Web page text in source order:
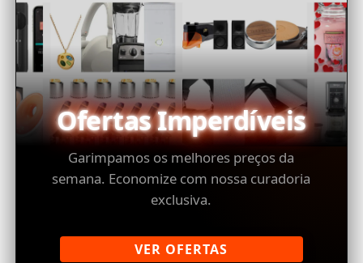
Ofertas Imperdíveis
Garimpamos os melhores preços da
semana. Economize com nossa curadoria
exclusiva.
VER OFERTAS